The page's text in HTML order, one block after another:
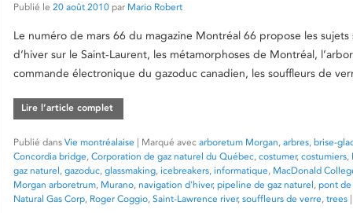
Publié le 20 août 2010 par Mario Robert
Le numéro de mars 66 du magazine Montréal 66 propose les sujets
d’hiver sur le Saint-Laurent, les métamorphoses de Montréal,
commande électronique du gazoduc canadien, les souffleurs de
Lire l’article complet
Publié dans Vie montréalaise | Marqué avec arboretum Morgan, arbres, brise-
Concordia bridge, Corporation de gaz naturel du Québec, costumer, costumiers,
gaz naturel, gazoduc, glassmaking, icebreakers, informatique, MacDonald
Morgan arboretrum, Murano, navigation d'hiver, pipeline de gaz naturel, pont de
Natural Gas Corp, Roger Coggio, Saint-Lawrence river, souffleurs de verre, trees |